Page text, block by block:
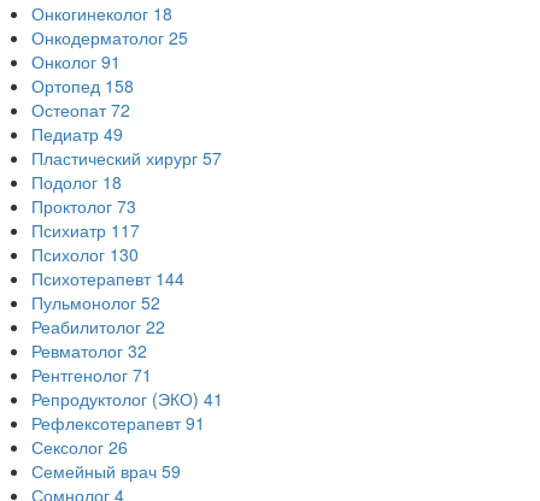
Онкогинеколог 18
Онкодерматолог 25
Онколог 91
Ортопед 158
Остеопат 72
Педиатр 49
Пластический хирург 57
Подолог 18
Проктолог 73
Психиатр 117
Психолог 130
Психотерапевт 144
Пульмонолог 52
Реабилитолог 22
Ревматолог 32
Рентгенолог 71
Репродуктолог (ЭКО) 41
Рефлексотерапевт 91
Сексолог 26
Семейный врач 59
Сомнолог 4